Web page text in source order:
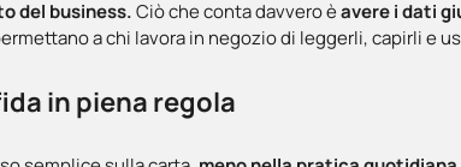
del business.Ciò che conta davvero èavere i dati
a chi lavora in negozio di leggerli, capirli e
in piena regola